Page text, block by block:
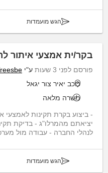
הגש מועמדות
בקר/ית אמצעי איתור
פורסם לפני 3 שעות ע"י
כוכב יאיר צור יגאל
משרה מלאה
- ביצוע בקרת תקינות לאמצעי
יציאתם מהמרלו"ג - בדיקת
לנהלי החברה - עבודה מול
הגש מועמדות